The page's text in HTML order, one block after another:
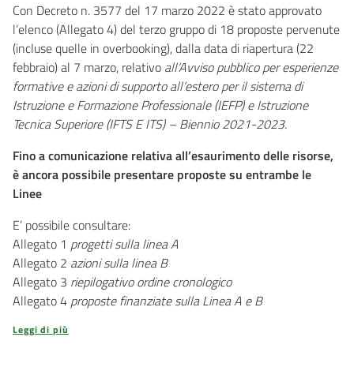
Con Decreto n. 3577 del 17 marzo 2022 è stato approvato
l’elenco (Allegato 4) del terzo gruppo di 18 proposte pervenute
(incluse quelle in overbooking), dalla data di riapertura (22
febbraio) al 7 marzo, relativo all’Avviso pubblico per esperienze
formative e azioni di supporto all’estero per il sistema di
Istruzione e Formazione Professionale (IEFP) e Istruzione
Tecnica Superiore (IFTS E ITS) – Biennio 2021-2023.
Fino a comunicazione relativa all’esaurimento delle risorse,
è ancora possibile presentare proposte su entrambe le
Linee
E’ possibile consultare:
Allegato 1 progetti sulla linea A
Allegato 2 azioni sulla linea B
Allegato 3 riepilogativo ordine cronologico
Allegato 4 proposte finanziate sulla Linea A e B
Leggi di più